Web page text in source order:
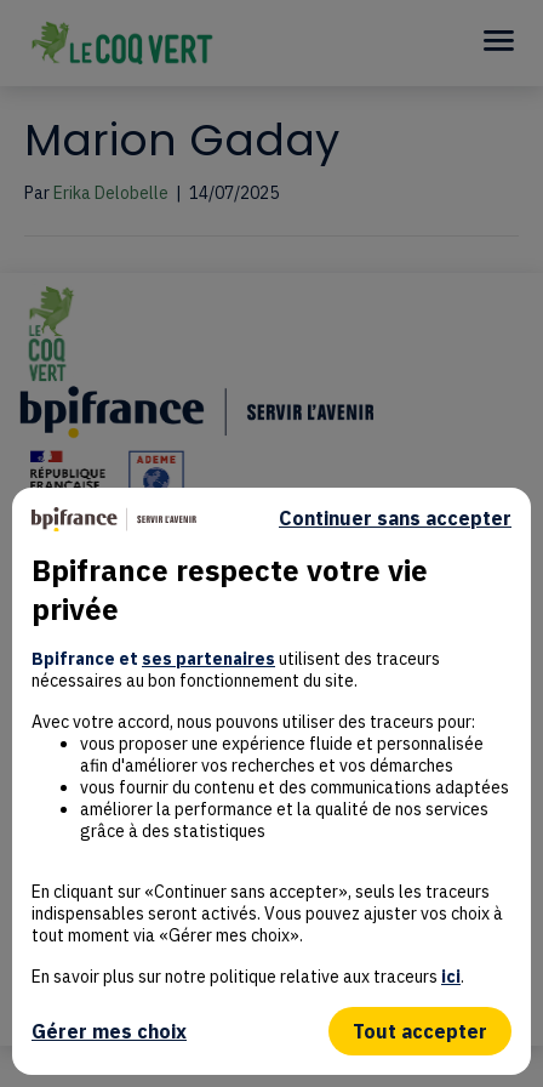
Marion Gaday
Par Erika Delobelle | 14/07/2025
Mentions Légales
Données personnelles
Rejoindre la communauté
Contact
Accessibilité : non conforme
Déclaration éco-conception
CGU
Besoin d’aide ?
Protection des données
Plan du site
Gestion des cookies
Bpifrance respecte votre vie
privée
Bpifrance et ses partenaires utilisent des traceurs
nécessaires au bon fonctionnement du site.
Avec votre accord, nous pouvons utiliser des traceurs pour:
vous proposer une expérience fluide et personnalisée
afin d'améliorer vos recherches et vos démarches
vous fournir du contenu et des communications adaptées
améliorer la performance et la qualité de nos services
grâce à des statistiques
En cliquant sur «Continuer sans accepter», seuls les traceurs
indispensables seront activés. Vous pouvez ajuster vos choix à
tout moment via «Gérer mes choix».
En savoir plus sur notre politique relative aux traceurs ici.
Gérer mes choix
Continuer sans accepter
Tout accepter